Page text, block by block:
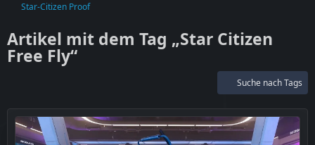
Star-Citizen Proof
Artikel mit dem Tag „Star Citizen
Free Fly“
Suche nach Tags